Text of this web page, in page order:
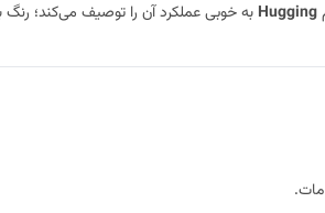
Hugging به خوبی عملکرد آن را توصیف می‌کند؛